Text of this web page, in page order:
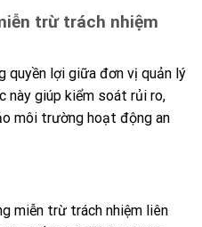
trừ trách nhiệm
quyền lợi giữa đơn vị quản lý
này giúp kiểm soát rủi ro,
môi trường hoạt động an
miễn trừ trách nhiệm liên